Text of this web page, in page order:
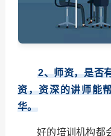
2、师资，是否
资，资深的讲师能
华。
好的培训机构都